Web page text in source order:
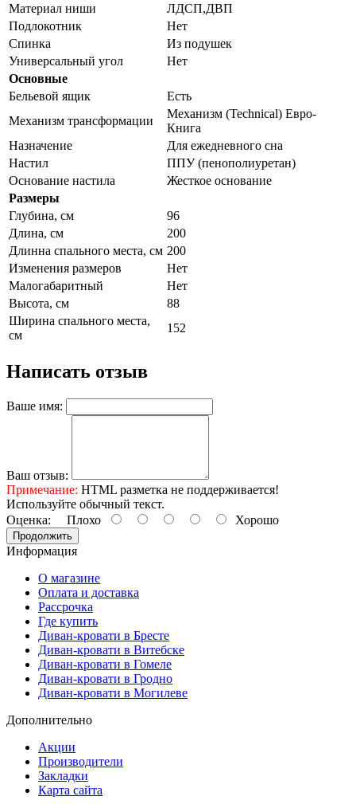
Материал ниши
ЛДСП,ДВП
Подлокотник
Нет
Спинка
Из подушек
Универсальный угол
Нет
Основные
Бельевой ящик
Есть
Механизм трансформации
Механизм (Technical) Евро-
Книга
Назначение
Для ежедневного сна
Настил
ППУ (пенополиуретан)
Основание настила
Жесткое основание
Размеры
Глубина, см
96
Длина, см
200
Длинна спального места, см 200
Изменения размеров
Нет
Малогабаритный
Нет
Высота, см
88
Ширина спального места,
см
152
Написать отзыв
Ваше имя:
Ваш отзыв:
Примечание: HTML разметка не поддерживается!
Используйте обычный текст.
Оценка: Плохо Хорошо
Продолжить
Информация
О магазине
Оплата и доставка
Рассрочка
Где купить
Диван-кровати в Бресте
Диван-кровати в Витебске
Диван-кровати в Гомеле
Диван-кровати в Гродно
Диван-кровати в Могилеве
Дополнительно
Акции
Производители
Закладки
Карта сайта